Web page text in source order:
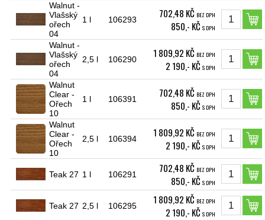
Walnut -
Vlašský
ořech
04
1 l 106293 702,48 KČ BEZ DPH
850,- KČ S DPH
Walnut -
Vlašský
ořech
04
2,5 l 106290 1 809,92 KČ BEZ DPH
2 190,- KČ S DPH
Walnut
Clear -
Ořech
10
1 l 106391 702,48 KČ BEZ DPH
850,- KČ S DPH
Walnut
Clear -
Ořech
10
2,5 l 106394 1 809,92 KČ BEZ DPH
2 190,- KČ S DPH
Teak 27 1 l 106291 702,48 KČ BEZ DPH
850,- KČ S DPH
Teak 27 2,5 l 106295 1 809,92 KČ BEZ DPH
2 190,- KČ S DPH